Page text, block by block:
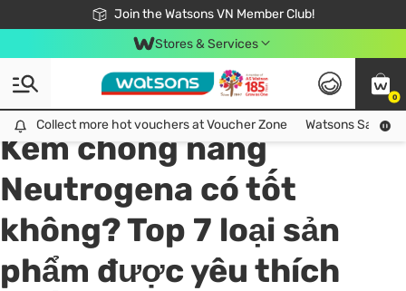
Join the Watsons VN Member Club!
Free Shipping For Order From 249,000Đ
24h Fast delivery in Hồ Chí Minh City
Stores & Services
0
Collect more hot vouchers at Voucher Zone
Collect more hot vouchers at Voucher Zone Watsons Safety
All
Chăm Sóc Cá Nhân
Kem chống nắng
Neutrogena có tốt
không? Top 7 loại sản
phẩm được yêu thích